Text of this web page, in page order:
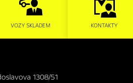
VOZY SKLADEM KONTAKTY
1308/51